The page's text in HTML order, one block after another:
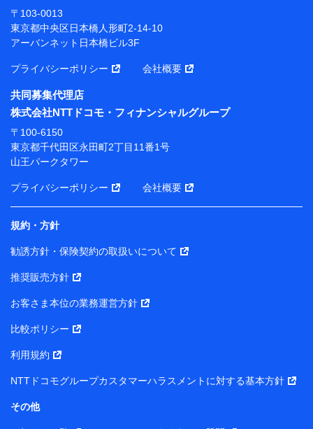
長 吉村 忠義
※ 当社および株式会社NTTドコモは、お客さまの情報
ソナルデータ憲章」に定める行動原則を順守します 。
※ パーソナルデータダッシュボードの「第三者提供の
管理」の設定状態にかかわらず、共同利用する場合があ
ります。
※ dポイントクラブ会員ではないお客さま（2019年12
月11日以降、一度もdポイントクラブ会員であったこと
がないお客さまに限る）に関する、2019年12月10日以
前に取得した個人データは、こちら の利用目的の範囲内
当社は株式会社NTTドコモ・フィナンシャルグループ
との間で、以下のとおり個人データを共同利用しま
す。
【共同して利用される利用データの項目】
当社または株式会社NTTドコモ・フィナンシャルグルー
の個人データ
基本情報
性、連絡先、dポイントサービスのご利用に関する情報。例
所、dポイント残高、dポイント利用履歴などが含まれます。
〒103-0013
東京都中央区日本橋人形町2-14-10
アーバンネット日本橋ビル3F
プライバシーポリシー 会社概要
共同募集代理店
株式会社NTTドコモ・フィナンシャルグループ
〒100-6150
東京都千代田区永田町2丁目11番1号
山王パークタワー
プライバシーポリシー 会社概要
規約・方針
勧誘方針・保険契約の取扱いについて
推奨販売方針
お客さま本位の業務運営方針
比較ポリシー
利用規約
NTTドコモグループカスタマーハラスメントに対する基本方針
その他